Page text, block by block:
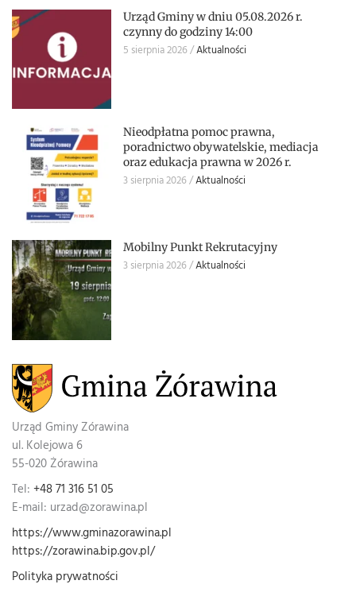
Urząd Gminy w dniu 05.08.2026 r.
czynny do godziny 14:00
5 sierpnia 2026 Aktualności
Nieodpłatna pomoc prawna,
poradnictwo obywatelskie, mediacja
oraz edukacja prawna w 2026 r.
3 sierpnia 2026 Aktualności
Mobilny Punkt Rekrutacyjny
3 sierpnia 2026 Aktualności
Urząd Gminy Zórawina
ul. Kolejowa 6
55-020 Żórawina
Tel: +48 71 316 51 05
E-mail: urzad@zorawina.pl
https://www.gminazorawina.pl
https://zorawina.bip.gov.pl/
Polityka prywatności